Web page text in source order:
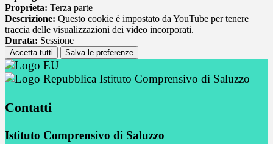
Proprieta: Terza parte
Descrizione: Questo cookie è impostato da YouTube per tenere
traccia delle visualizzazioni dei video incorporati.
Durata: Sessione
Accetta tutti Salva le preferenze
Istituto Comprensivo di Saluzzo
Contatti
Istituto Comprensivo di Saluzzo